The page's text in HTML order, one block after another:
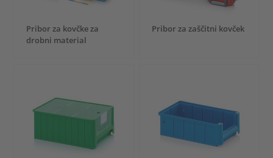
Pribor za kovčke za
drobni material
Pribor za zaščitni kovček